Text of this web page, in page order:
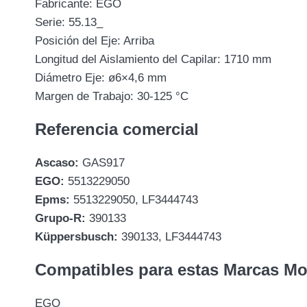
Fabricante: EGO
Serie: 55.13_
Posición del Eje: Arriba
Longitud del Aislamiento del Capilar: 1710 mm
Diámetro Eje: ø6×4,6 mm
Margen de Trabajo: 30-125 °C
Referencia comercial
Ascaso: GAS917
EGO: 5513229050
Epms: 5513229050, LF3444743
Grupo-R: 390133
Küppersbusch: 390133, LF3444743
Compatibles para estas Marcas
EGO